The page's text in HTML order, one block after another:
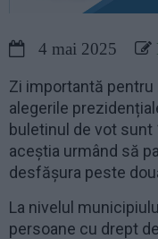
4 mai 2025
Zi importantă
alegerile
buletinul de vot sunt
aceștia urmând să
desfășura peste
La nivelul
persoane cu drept